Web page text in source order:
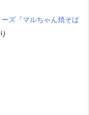
ズ『マルちゃん焼そば